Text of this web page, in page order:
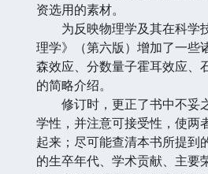
资选用的素材。
为反映物理学及其在科学
理学》（第六版）增加了一些
森效应、分数量子霍耳效应、
的简略介绍。
修订时，更正了书中不妥
学性，并注意可接受性，使两
起来；尽可能查清本书所提到
的生卒年代、学术贡献、主要